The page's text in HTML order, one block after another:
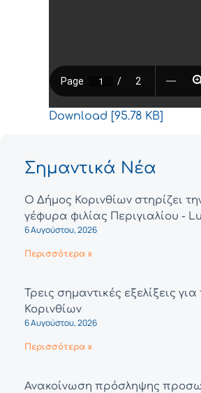
Download [95.78 KB]
Σημαντικά Νέα
Ο Δήμος Κορινθίων στηρίζει
γέφυρα φιλίας Περιγιαλίου -
6 Αυγούστου, 2026
Περισσότερα »
Τρεις σημαντικές εξελίξεις
Κορινθίων
6 Αυγούστου, 2026
Περισσότερα »
Ανακοίνωση πρόσληψης